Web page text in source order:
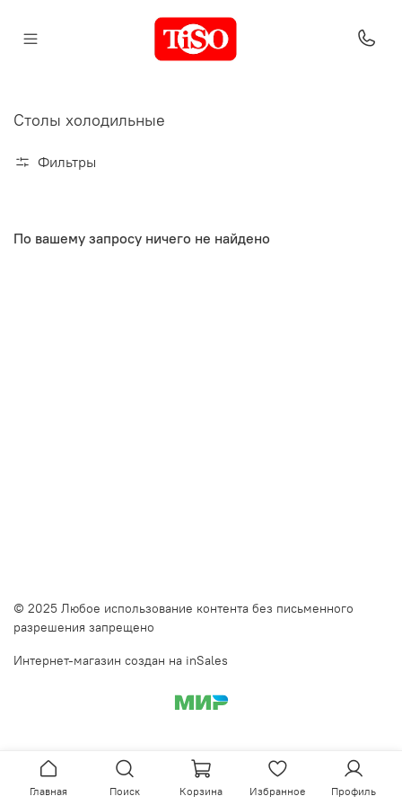
Столы холодильные
Фильтры
По вашему запросу ничего не найдено
© 2025 Любое использование контента без письменного
разрешения запрещено
Интернет-магазин создан на inSales
Главная Поиск Корзина Избранное Профиль